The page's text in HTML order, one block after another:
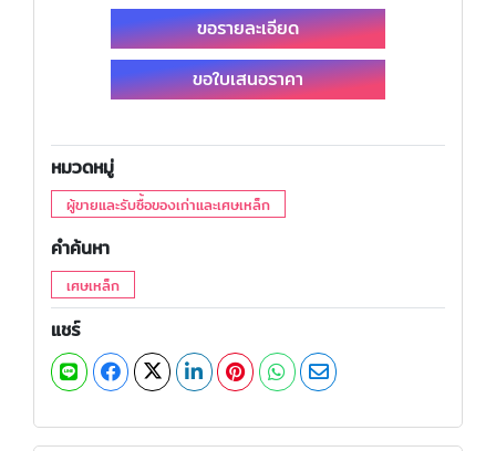
ขอรายละเอียด
ขอใบเสนอราคา
หมวดหมู่
ผู้ขายและรับซื้อของเก่าและเศษเหล็ก
คำค้นหา
เศษเหล็ก
แชร์